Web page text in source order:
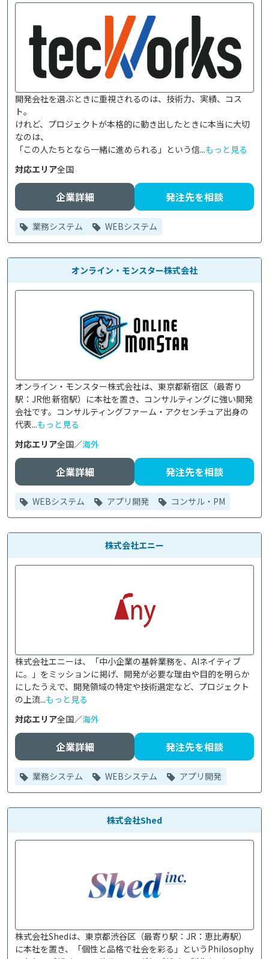
開発会社を選ぶときに重視されるのは、技術力、実績、コス
ト。
けれど、プロジェクトが本格的に動き出したときに本当に大切
なのは、
「この人たちとなら一緒に進められる」という信...もっと見る
対応エリア全国
企業詳細 発注先を相談
業務システム WEBシステム
オンライン・モンスター株式会社
オンライン・モンスター株式会社は、東京都新宿区（最寄り
駅：JR他 新宿駅）に本社を置き、コンサルティングに強い開発
会社です。コンサルティングファーム・アクセンチュア出身の
代表...もっと見る
対応エリア全国／海外
企業詳細 発注先を相談
WEBシステム アプリ開発 コンサル・PM
株式会社エニー
株式会社エニーは、「中小企業の基幹業務を、AIネイティブ
に。」をミッションに掲げ、開発が必要な理由や目的を明らか
にしたうえで、開発領域の特定や技術選定など、プロジェクト
の上流...もっと見る
対応エリア全国／海外
企業詳細 発注先を相談
業務システム WEBシステム アプリ開発
株式会社Shed
株式会社Shedは、東京都渋谷区（最寄り駅：JR：恵比寿駅）
に本社を置き、「個性と品格で社会を彩る」というPhilosophy